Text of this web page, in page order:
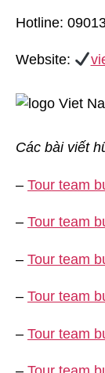
Hotline:
Website:
Các bài viết
– Tour team
– Tour team
– Tour team
– Tour team
– Tour team